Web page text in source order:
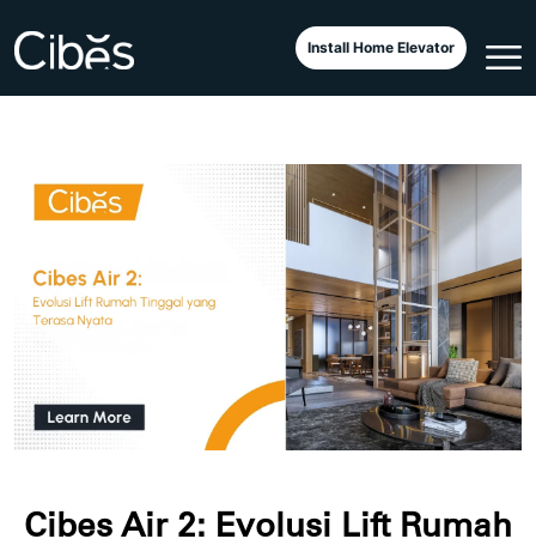
Install Home Elevator
Cibes Air 2: Evolusi Lift Rumah